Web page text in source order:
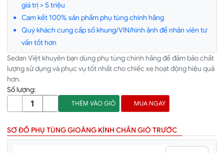
giá trị > 5 triệu
Cam kết 100% sản phẩm phụ tùng chính hãng
Quý khách cung cấp số khung/VIN/hình ảnh để nhân viên tư
vấn tốt hơn
Sedan Việt khuyên bạn dùng phụ tùng chính hãng để đảm bảo chất
lượng sử dụng và phục vụ tốt nhất cho chiếc xe hoạt động hiệu quả
hơn.
Số lượng:
THÊM VÀO GIỎ MUA NGAY
SƠ ĐỒ PHỤ TÙNG GIOĂNG KÍNH CHẮN GIÓ TRƯỚC